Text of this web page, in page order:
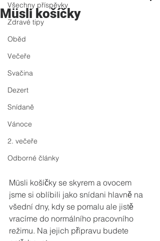
Všechny příspěvky
Zdravé tipy
Oběd
Večeře
Svačina
Dezert
Snídaně
Vánoce
2. večeře
Odborné články
Müsli košíčky
Müsli košíčky se skyrem a ovocem
jsme si oblíbili jako snídani hlavně na
všední dny, kdy se pomalu ale jistě
vracíme do normálního pracovního
režimu. Na jejich přípravu budete